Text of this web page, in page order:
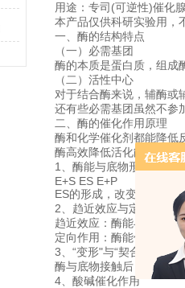
用途：专司(可逆性)催化
本产品仅供科研实验用，
一、酶的结构特点
（一）必需基团
酶的本质是蛋白质，组成
（二）活性中心
对于结合酶来说，辅酶或
还有些必需基团虽然不参
二、酶的催化作用原理
酶和化学催化剂都能降低
酶高效降低活化能原因：
1、酶能与底物形成中复
E+S ES E+P
ES的形成，改变原来的
2、趋近效应与定向作用
趋近效应：酶能与底物相
定向作用：酶能使靠近活
3、“变形"与“契合"
酶与底物接触后，酶和底
4、酸碱催化作用